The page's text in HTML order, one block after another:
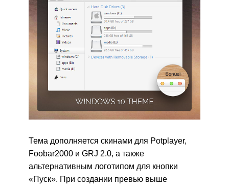
Тема дополняется скинами для Potplayer,
Foobar2000 и GRJ 2.0, а также
альтернативным логотипом для кнопки
«Пуск». При создании превью выше